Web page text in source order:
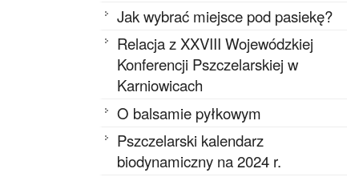
Jak wybrać miejsce pod pasiekę?
Relacja z XXVIII Wojewódzkiej
Konferencji Pszczelarskiej w
Karniowicach
O balsamie pyłkowym
Pszczelarski kalendarz
biodynamiczny na 2024 r.